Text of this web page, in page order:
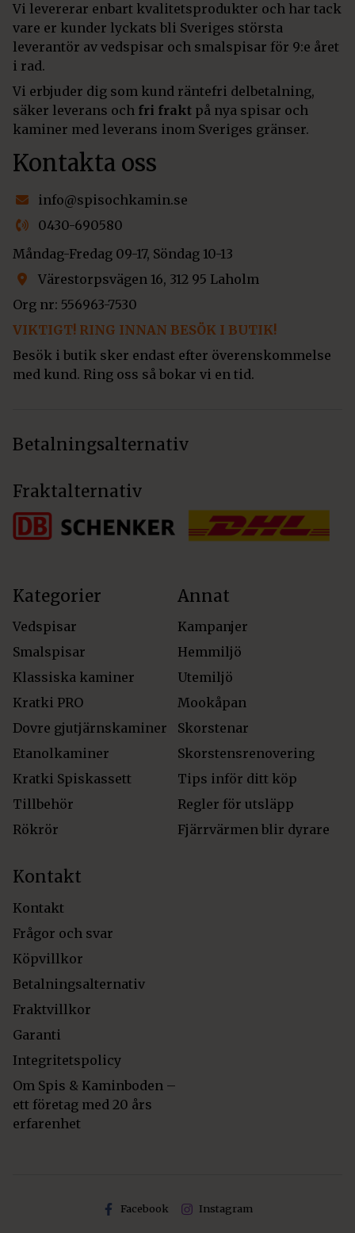
Vi levererar enbart kvalitetsprodukter och har tack
vare er kunder lyckats bli Sveriges största
leverantör av vedspisar och smalspisar för 9:e året
i rad.
Vi erbjuder dig som kund räntefri delbetalning,
säker leverans och fri frakt på nya spisar och
kaminer med leverans inom Sveriges gränser.
Kontakta oss
info@spisochkamin.se
0430-690580
Måndag-Fredag 09-17, Söndag 10-13
Värestorpsvägen 16, 312 95 Laholm
Org nr: 556963-7530
VIKTIGT! RING INNAN BESÖK I BUTIK!
Besök i butik sker endast efter överenskommelse
med kund. Ring oss så bokar vi en tid.
Betalningsalternativ
Fraktalternativ
Kategorier
Vedspisar
Smalspisar
Klassiska kaminer
Kratki PRO
Dovre gjutjärnskaminer
Etanolkaminer
Kratki Spiskassett
Tillbehör
Rökrör
Annat
Kampanjer
Hemmiljö
Utemiljö
Mookåpan
Skorstenar
Skorstensrenovering
Tips inför ditt köp
Regler för utsläpp
Fjärrvärmen blir dyrare
Kontakt
Kontakt
Frågor och svar
Köpvillkor
Betalningsalternativ
Fraktvillkor
Garanti
Integritetspolicy
Om Spis & Kaminboden –
ett företag med 20 års
erfarenhet
Facebook Instagram